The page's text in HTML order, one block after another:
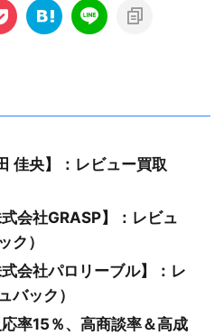
佳央】：レビュー買取
会社GRASP】：レビュ
ク）
会社パロリーブル】：レ
バック）
率15％、高商談率＆高成